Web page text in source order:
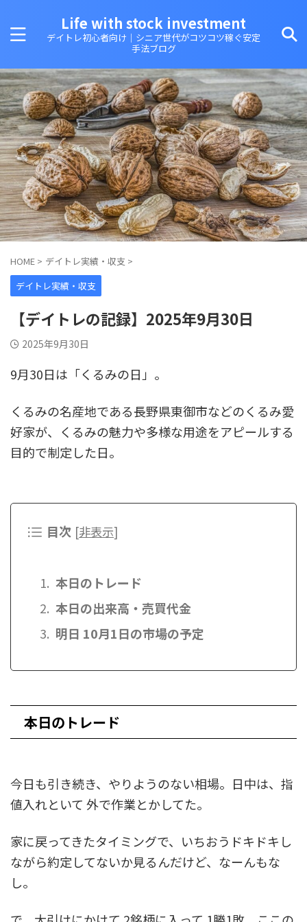
Life with stock investment
デイトレ初心者向け｜シニア世代がコツコツ稼ぐ安定
手法ブログ
HOME > デイトレ実績・収支 >
デイトレ実績・収支
【デイトレの記録】2025年9月30日
2025年9月30日
9月30日は「くるみの日」。
くるみの名産地である長野県東御市などのくるみ愛
好家が、くるみの魅力や多様な用途をアピールする
目的で制定した日。
目次 [非表示]
本日のトレード
本日の出来高・売買代金
明日 10月1日の市場の予定
本日のトレード
今日も引き続き、やりようのない相場。日中は、指
値入れといて 外で作業とかしてた。
家に戻ってきたタイミングで、いちおうドキドキし
ながら約定してないか見るんだけど、なーんもな
し。